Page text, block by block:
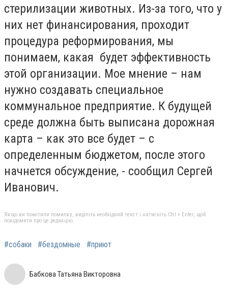
стерилизации животных. Из-за того, что у
них нет финансирования, проходит
процедура реформирования, мы
понимаем, какая будет эффективность
этой организации. Мое мнение – нам
нужно создавать специальное
коммунальное предприятие. К будущей
среде должна быть выписана дорожная
карта – как это все будет – с
определенным бюджетом, после этого
начнется обсуждение, - сообщил Сергей
Иванович.
Якщо ви помітили помилку, виділіть необхідний текст і натисніть Ctrl + Enter, щоб
повідомити про це редакцію
#собаки #бездомные #приют
Бабкова Татьяна Викторовна